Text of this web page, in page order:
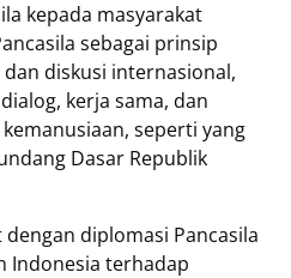
kepada masyarakat
sebagai prinsip
diskusi internasional,
kerja sama, dan
seperti yang
Dasar Republik
diplomasi Pancasila
Indonesia terhadap